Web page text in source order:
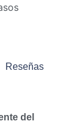
Reseñas
del